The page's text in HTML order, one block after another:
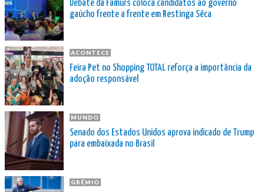
Debate da Famurs coloca candidatos ao governo
gaúcho frente a frente em Restinga Sêca
ACONTECE
Feira Pet no Shopping TOTAL reforça a importância da
adoção responsável
MUNDO
Senado dos Estados Unidos aprova indicado de Trump
para embaixada no Brasil
GRÊMIO